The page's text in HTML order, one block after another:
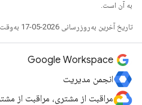
به آن است.
تاریخ آخرین به‌روزرسانی 2026-05-17 به‌وقت ساعت هماهنگ جهانی.
Google Workspace
انجمن مدیریت
مراقبت از مشتری، مراقبت از